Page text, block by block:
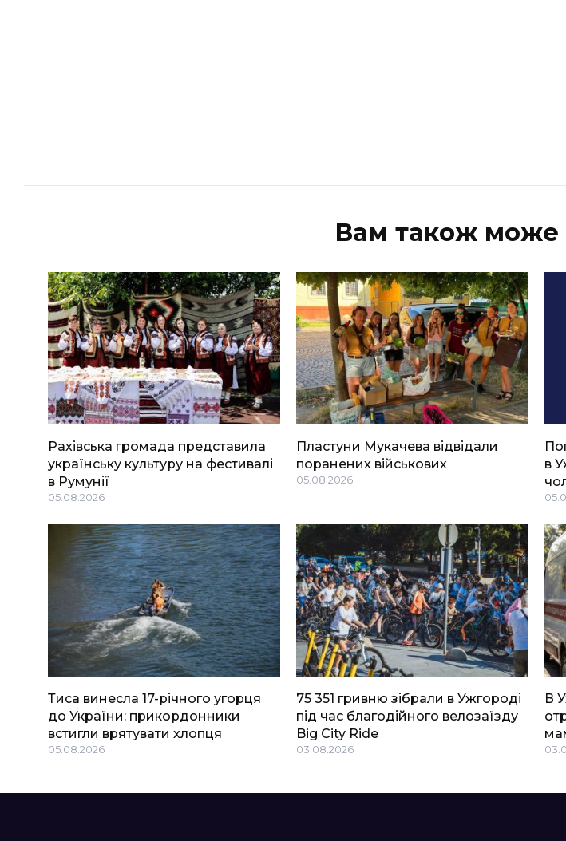
Вам також може
Рахівська громада представила
українську культуру на фестивалі
в Румунії
05.08.2026
Пластуни Мукачева відвідали
поранених військових
05.08.2026
в
Тиса винесла 17-річного угорця
до України: прикордонники
встигли врятувати хлопця
05.08.2026
75 351 гривню зібрали в Ужгороді
під час благодійного велозаїзду
Big Сity Ride
03.08.2026
В